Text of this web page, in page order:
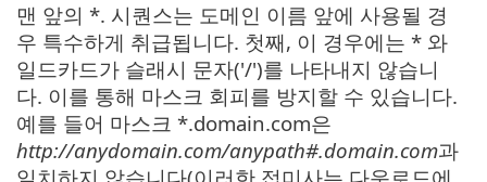
맨 앞의 *. 시퀀스는 도메인 이름 앞에 사용될 경
우 특수하게 취급됩니다. 첫째, 이 경우에는 * 와
일드카드가 슬래시 문자('/')를 나타내지 않습니
다. 이를 통해 마스크 회피를 방지할 수 있습니다.
예를 들어 마스크 *.domain.com은
http://anydomain.com/anypath#.domain.com과